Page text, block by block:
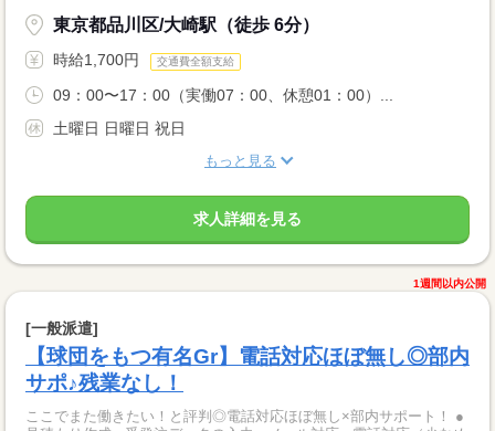
東京都品川区/大崎駅（徒歩 6分）
時給1,700円 交通費全額支給
09：00〜17：00（実働07：00、休憩01：00）...
土曜日 日曜日 祝日
もっと見る
求人詳細を見る
1週間以内公開
[一般派遣]
【球団をもつ有名Gr】電話対応ほぼ無し◎部内
サポ♪残業なし！
ここでまた働きたい！と評判◎電話対応ほぼ無し×部内サポート！ ●